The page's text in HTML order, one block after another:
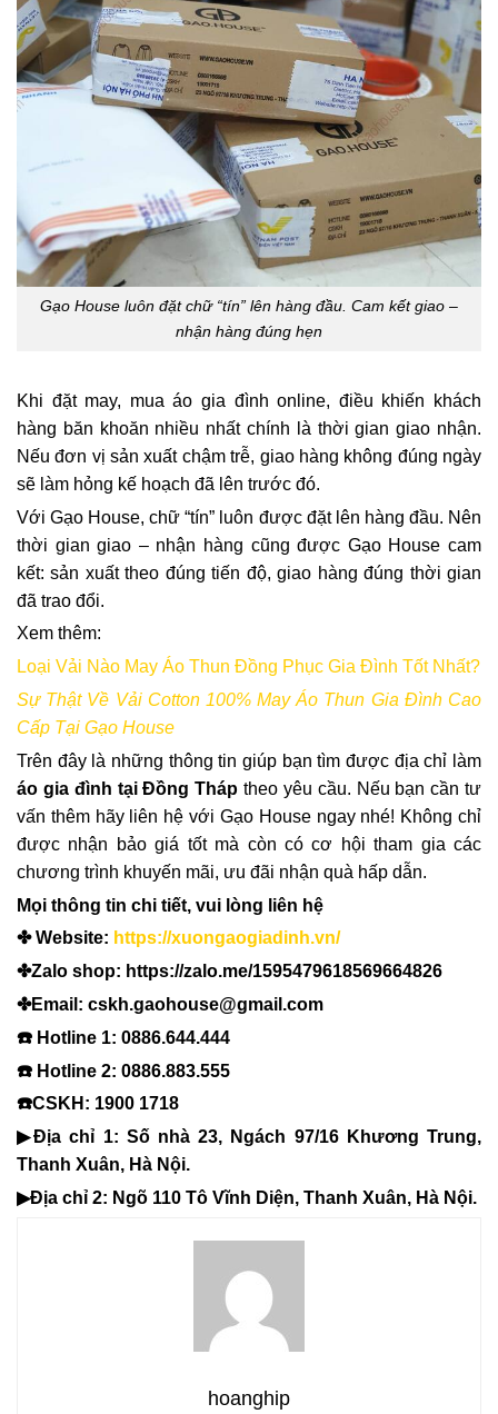
Gạo House luôn đặt chữ “tín” lên hàng đầu. Cam kết giao –
nhận hàng đúng hẹn
Khi đặt may, mua áo gia đình online, điều khiến khách
hàng băn khoăn nhiều nhất chính là thời gian giao nhận.
Nếu đơn vị sản xuất chậm trễ, giao hàng không đúng ngày
sẽ làm hỏng kế hoạch đã lên trước đó.
Với Gạo House, chữ “tín” luôn được đặt lên hàng đầu. Nên
thời gian giao – nhận hàng cũng được Gạo House cam
kết: sản xuất theo đúng tiến độ, giao hàng đúng thời gian
đã trao đổi.
Xem thêm:
Loại Vải Nào May Áo Thun Đồng Phục Gia Đình Tốt Nhất?
Sự Thật Về Vải Cotton 100% May Áo Thun Gia Đình Cao
Cấp Tại Gạo House
Trên đây là những thông tin giúp bạn tìm được địa chỉ làm
áo gia đình tại Đồng Tháp theo yêu cầu. Nếu bạn cần tư
vấn thêm hãy liên hệ với Gạo House ngay nhé! Không chỉ
được nhận bảo giá tốt mà còn có cơ hội tham gia các
chương trình khuyến mãi, ưu đãi nhận quà hấp dẫn.
Mọi thông tin chi tiết, vui lòng liên hệ
✤ Website: https://xuongaogiadinh.vn/
✤Zalo shop: https://zalo.me/1595479618569664826
✤Email: cskh.gaohouse@gmail.com
☎️ Hotline 1: 0886.644.444
☎️ Hotline 2: 0886.883.555
☎️CSKH: 1900 1718
▶Địa chỉ 1: Số nhà 23, Ngách 97/16 Khương Trung,
Thanh Xuân, Hà Nội.
▶Địa chỉ 2: Ngõ 110 Tô Vĩnh Diện, Thanh Xuân, Hà Nội.
hoanghip